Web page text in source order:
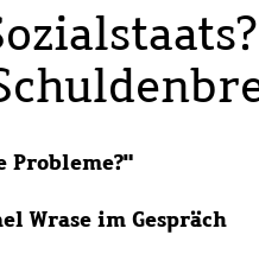
Probleme?"
Wrase im Gespräch